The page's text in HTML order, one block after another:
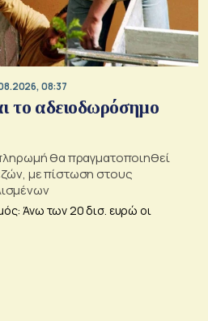
08:37
το αδειοδωρόσημο
θα πραγματοποιηθεί
με πίστωση στους